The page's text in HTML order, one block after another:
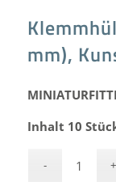
mm),
Inhalt 10